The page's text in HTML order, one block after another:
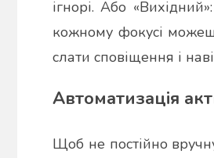
ігнорі. Або
кожному фокусі можеш
слати сповіщення і
Автоматизація
Щоб не постійно